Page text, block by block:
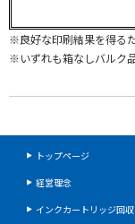
※良好な印刷結果を得る
※いずれも箱なしバルク品
トップページ
経営理念
インクカートリッジ回収